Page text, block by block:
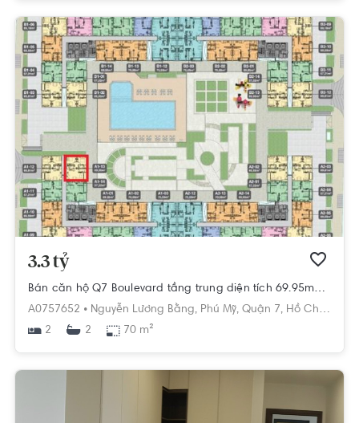
3.3 tỷ
Bán căn hộ Q7 Boulevard tầng trung diện tích 69.95m2, ban công hướng Đông
A0757652 • Nguyễn Lương Bằng, Phú Mỹ, Quận 7, Hồ Chí Minh
2
2 70 m²